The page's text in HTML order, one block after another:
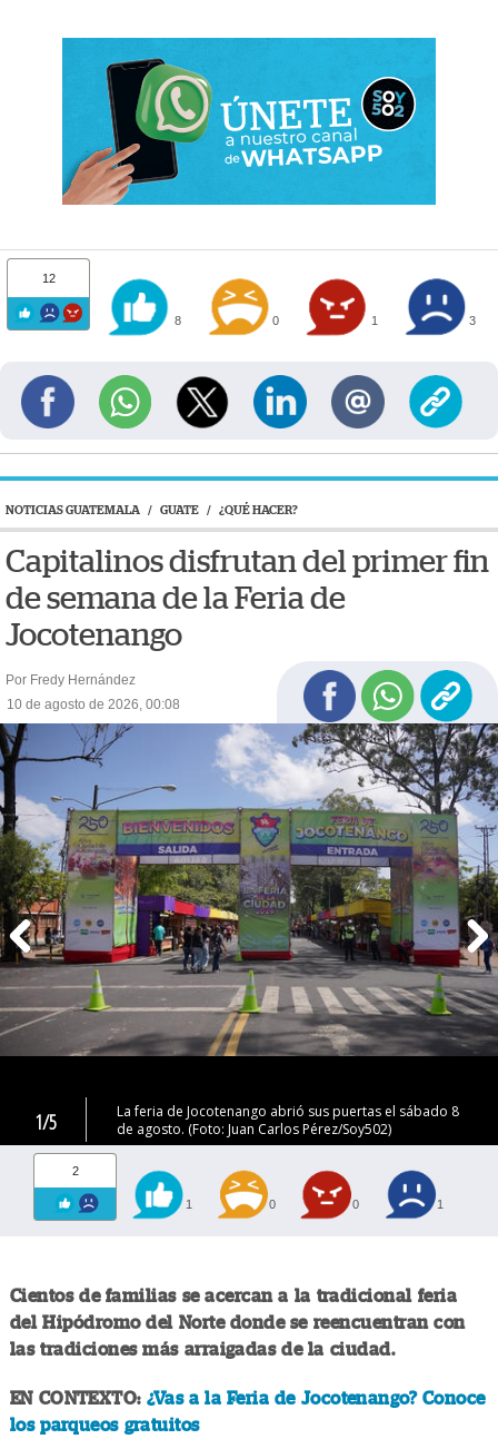
12
8 0 1 3
NOTICIAS GUATEMALA / GUATE / ¿QUÉ HACER?
Capitalinos disfrutan del primer fin
de semana de la Feria de
Jocotenango
Por Fredy Hernández
10 de agosto de 2026, 00:08
1/5
La feria de Jocotenango abrió sus puertas el sábado 8
de agosto. (Foto: Juan Carlos Pérez/Soy502)
2
1 0 0 1
Cientos de familias se acercan a la tradicional feria
del Hipódromo del Norte donde se reencuentran con
las tradiciones más arraigadas de la ciudad.
EN CONTEXTO: ¿Vas a la Feria de Jocotenango? Conoce
los parqueos gratuitos